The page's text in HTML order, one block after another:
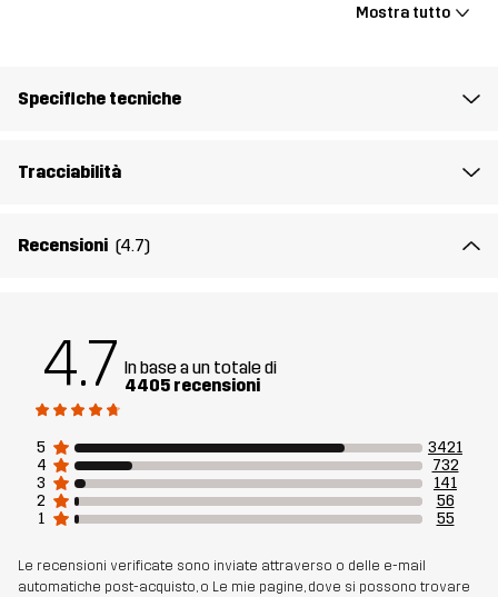
Tutte le scarpe sono fornite con una soletta Trimfit™ aggiuntiva
508g
Realizzato per MULTIFUNZIONE TREKKING
Numero di
10410_2704
Mostra tutto
Specifiche tecniche
Tracciabilità
Recensioni (4.7)
4.7 In base a un totale di
4405 recensioni
5
3421
4
732
3
141
2
56
1
55
Le recensioni verificate sono inviate attraverso o delle e-mail
automatiche post-acquisto, o Le mie pagine, dove si possono trovare